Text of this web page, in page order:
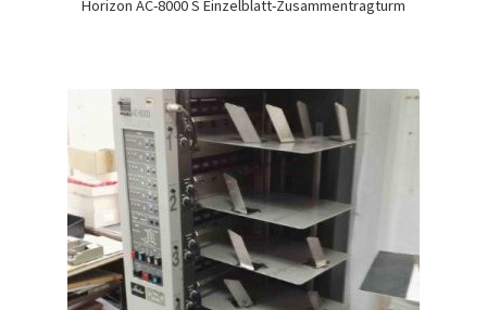
Horizon AC-8000 S Einzelblatt-Zusammentragturm